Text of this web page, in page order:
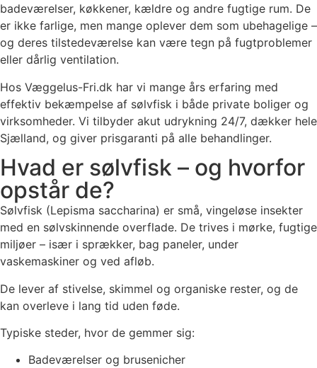
badeværelser, køkkener, kældre og andre fugtige rum. De
er ikke farlige, men mange oplever dem som ubehagelige –
og deres tilstedeværelse kan være tegn på fugtproblemer
eller dårlig ventilation.
Hos Væggelus-Fri.dk har vi mange års erfaring med
effektiv bekæmpelse af sølvfisk i både private boliger og
virksomheder. Vi tilbyder akut udrykning 24/7, dækker hele
Sjælland, og giver prisgaranti på alle behandlinger.
Hvad er sølvfisk – og hvorfor
opstår de?
Sølvfisk (Lepisma saccharina) er små, vingeløse insekter
med en sølvskinnende overflade. De trives i mørke, fugtige
miljøer – især i sprækker, bag paneler, under
vaskemaskiner og ved afløb.
De lever af stivelse, skimmel og organiske rester, og de
kan overleve i lang tid uden føde.
Typiske steder, hvor de gemmer sig:
Badeværelser og brusenicher